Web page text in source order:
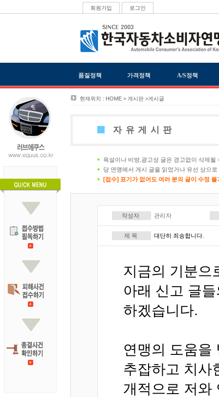
회원가입 로그인
품질정책 가격정책 A/S정책
현재위치 : HOME > 게시판 >게시글
자유게시판
욕설이나 비방,광고성 글은 경고없이 삭제될
당 연맹에서 게시 글을 읽었거나 유선 상으
[접수] 표기가 없어도 여러 분의 글이 수정
작성자 관리자
제 목 대단히 죄송합니다.
지금의 기분으
아래 신고 글
하겠습니다.
연맹의 도움을
추잡하고 치사
개적으로 저와